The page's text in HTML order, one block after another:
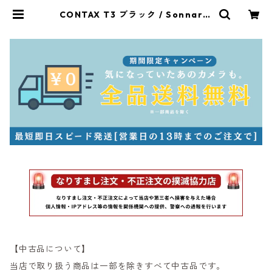
CONTAX T3 ブラック / Sonnar T
【中古品について】
当店で取り扱う商品は一部を除きすべて中古品です。